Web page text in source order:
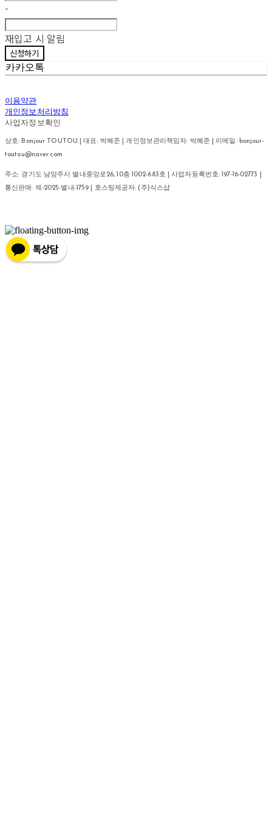
-
재입고 시 알림
신청하기
카카오톡
이용약관
개인정보처리방침
사업자정보확인
상호: Bonjour TOUTOU | 대표: 박혜준 | 개인정보관리책임자: 박혜준 | 이메일: bonjour-
toutou@naver.com
주소: 경기도 남양주시 별내중앙로26, 10층 1002-683호 | 사업자등록번호: 197-16-02773
통신판매: 제-2025-별내-1759 | 호스팅제공자: (주)식스샵